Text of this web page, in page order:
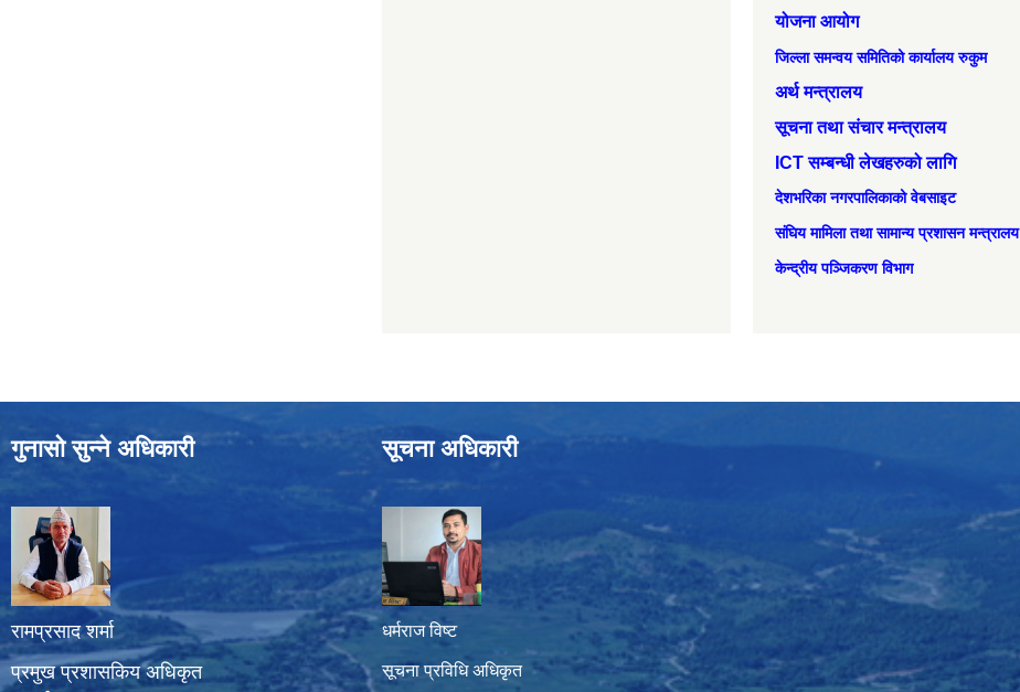
योजना आयोग
जिल्ला समन्वय समितिको कार्यालय रुकुम
अर्थ मन्त्रालय
सूचना तथा संचार मन्त्रालय
ICT सम्बन्धी लेखहरुको लागि
देशभरिका नगरपालिकाको वेबसाइट
संघिय मामिला तथा सामान्‍य प्रशासन मन्त्रालय
केन्द्रीय पञ्जिकरण विभाग
गुनासो सुन्ने अधिकारी
रामप्रसाद शर्मा
प्रमुख प्रशासकिय अधिकृत
सूचना अधिकारी
धर्मराज विष्ट
सूचना प्रविधि अधिकृत